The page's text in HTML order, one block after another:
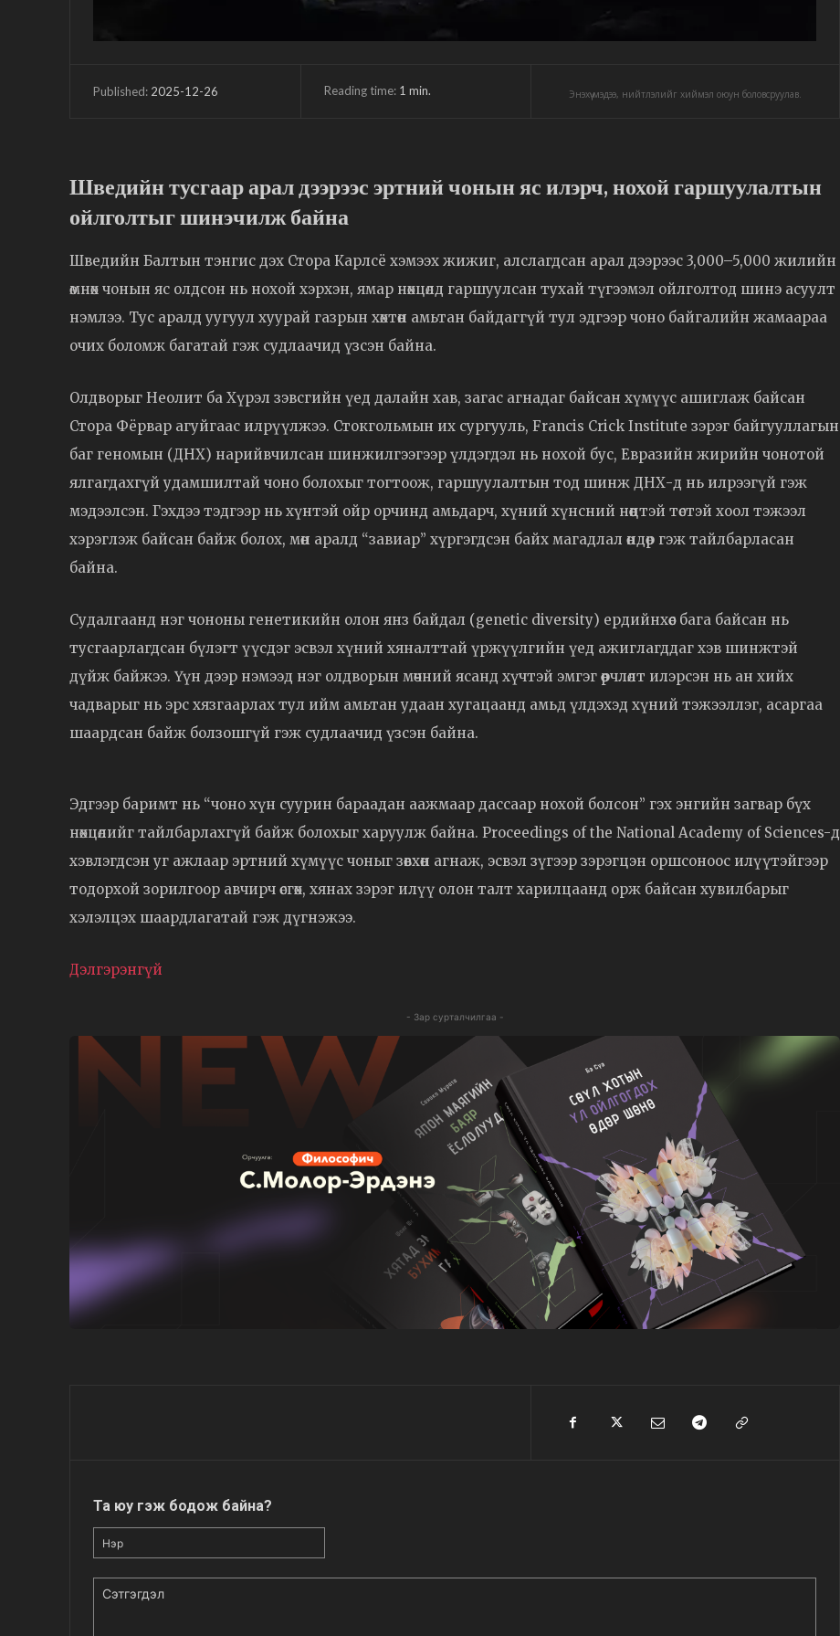
Published: 2025-12-26 Reading time: 1 min. Энэхүү мэдээ, нийтлэлийг хиймэл оюун боловсруулав.
Шведийн тусгаар арал дээрээс эртний чонын яс илэрч, нохой гаршуулалтын
ойлголтыг шинэчилж байна
Шведийн Балтын тэнгис дэх Стора Карлсё хэмээх жижиг, алслагдсан арал дээрээс 3,000–5,000 жилийн
өмнөх чонын яс олдсон нь нохой хэрхэн, ямар нөхцөлд гаршуулсан тухай түгээмэл ойлголтод шинэ асуулт
нэмлээ. Тус аралд уугуул хуурай газрын хөхтөн амьтан байдаггүй тул эдгээр чоно байгалийн жамаараа
очих боломж багатай гэж судлаачид үзсэн байна.
Олдворыг Неолит ба Хүрэл зэвсгийн үед далайн хав, загас агнадаг байсан хүмүүс ашиглаж байсан
Стора Фёрвар агуйгаас илрүүлжээ. Стокгольмын их сургууль, Francis Crick Institute зэрэг байгууллагын
баг геномын (ДНХ) нарийвчилсан шинжилгээгээр үлдэгдэл нь нохой бус, Евразийн жирийн чонотой
ялгагдахгүй удамшилтай чоно болохыг тогтоож, гаршуулалтын тод шинж ДНХ-д нь илрээгүй гэж
мэдээлсэн. Гэхдээ тэдгээр нь хүнтэй ойр орчинд амьдарч, хүний хүнсний нөөцтэй төстэй хоол тэжээл
хэрэглэж байсан байж болох, мөн аралд “завиар” хүргэгдсэн байх магадлал өндөр гэж тайлбарласан
байна.
Судалгаанд нэг чононы генетикийн олон янз байдал (genetic diversity) ердийнхөөс бага байсан нь
тусгаарлагдсан бүлэгт үүсдэг эсвэл хүний хяналттай үржүүлгийн үед ажиглагддаг хэв шинжтэй
дүйж байжээ. Үүн дээр нэмээд нэг олдворын мөчний ясанд хүчтэй эмгэг өөрчлөлт илэрсэн нь ан хийх
чадварыг нь эрс хязгаарлах тул ийм амьтан удаан хугацаанд амьд үлдэхэд хүний тэжээллэг, асаргаа
шаардсан байж болзошгүй гэж судлаачид үзсэн байна.
Эдгээр баримт нь “чоно хүн суурин бараадан аажмаар дассаар нохой болсон” гэх энгийн загвар бүх
нөхцөлийг тайлбарлахгүй байж болохыг харуулж байна. Proceedings of the National Academy of Sciences-д
хэвлэгдсэн уг ажлаар эртний хүмүүс чоныг зөвхөн агнаж, эсвэл зүгээр зэрэгцэн оршсоноос илүүтэйгээр
тодорхой зорилгоор авчирч өсгөх, хянах зэрэг илүү олон талт харилцаанд орж байсан хувилбарыг
хэлэлцэх шаардлагатай гэж дүгнэжээ.
Дэлгэрэнгүй
- Зар сурталчилгаа -
Та юу гэж бодож байна?